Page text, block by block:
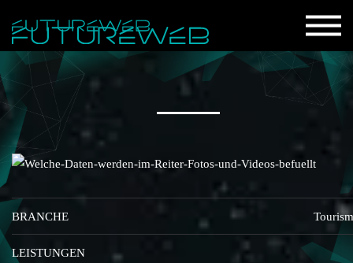
BRANCHE
LEISTUNGEN